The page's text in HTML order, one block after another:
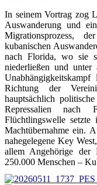
In seinem Vortrag zog
Auswanderung und
Migrationsprozess,
kubanischen
nach Florida, wo sie
niederließen und unter
Richtung der
hauptsächlich
Repressalien
Flüchtlingswelle
Machtübernahme ein.
nahegelegene Key
allem Angehörige
250.000 Menschen –